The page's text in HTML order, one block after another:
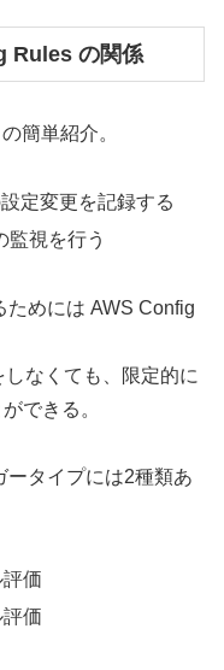
Rules の関係
簡単紹介。
定変更を記録する
監視を行う
ためには AWS Config
なくても、限定的に
できる。
ータイプには2種類あ
価
価